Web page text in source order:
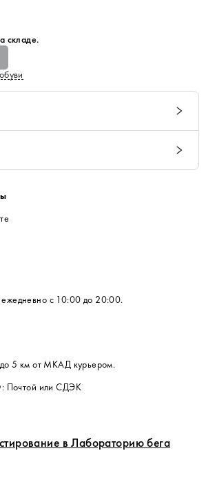
в Лабораторию бега
складе.
с 10:00 до 20:00.
5 км от МКАД курьером.
Почтой или СДЭК